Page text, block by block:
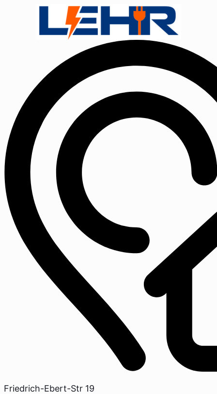
Friedrich-Ebert-Str 19